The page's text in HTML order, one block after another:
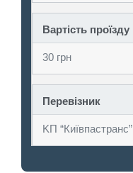
Вартість проїзду
30 грн
Перевізник
KП “Київпастранс”